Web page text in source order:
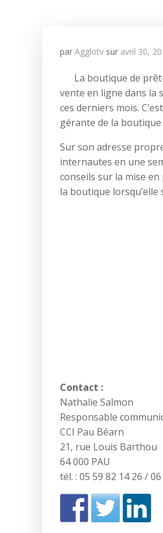
par Agglotv sur avril 30,
La boutique de
vente en ligne dans la
ces derniers mois.
gérante de la
Sur son adresse
internautes en une
conseils sur la mise
la boutique lorsqu’elle
Contact :
Nathalie Salmon
Responsable
CCI Pau Béarn
21, rue Louis Barthou
64 000 PAU
tél. : 05 59 82 14 26 /